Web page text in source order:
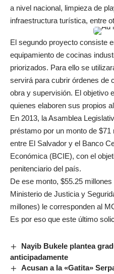
a nivel nacional, limpieza de
infraestructura turística, entre
El segundo proyecto consiste
equipamiento de cocinas
priorizados. Para ello se
servirá para cubrir órdenes de
obra y supervisión. El objetivo
quienes elaboren sus propios
En 2013, la Asamblea
préstamo por un monto de
entre El Salvador y el Banco
Económica (BCIE), con el
penitenciario del país.
De ese monto, $55.25
Ministerio de Justicia y
millones) le corresponden al
Es por eso que este último
Nayib Bukele plantea
anticipadamente
Acusan a la «Gatita»